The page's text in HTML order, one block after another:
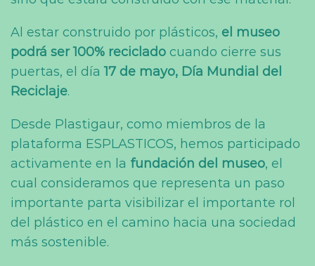
Al estar construido por plásticos, el museo
podrá ser 100% reciclado cuando cierre sus
puertas, el día17 de mayo, Día Mundial del
Reciclaje.
Desde Plastigaur, como miembros de la
plataforma ESPLASTICOS, hemos participado
activamente en la fundación del museo, el
cual consideramos que representa un paso
importante parta visibilizar el importante rol
del plástico en el camino hacia una sociedad
más sostenible.